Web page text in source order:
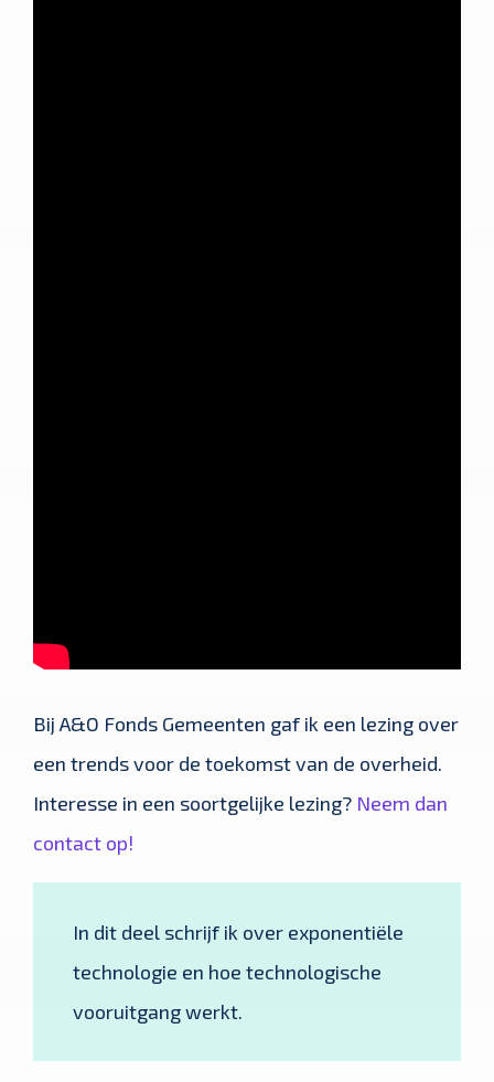
Bij A&O Fonds Gemeenten gaf ik een lezing over
een trends voor de toekomst van de overheid.
Interesse in een soortgelijke lezing? Neem dan
contact op!
In dit deel schrijf ik over exponentiële
technologie en hoe technologische
vooruitgang werkt.